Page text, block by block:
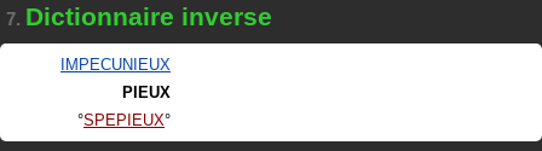
7. Dictionnaire inverse
IMPECUNIEUX
PIEUX
SPEPIEUX